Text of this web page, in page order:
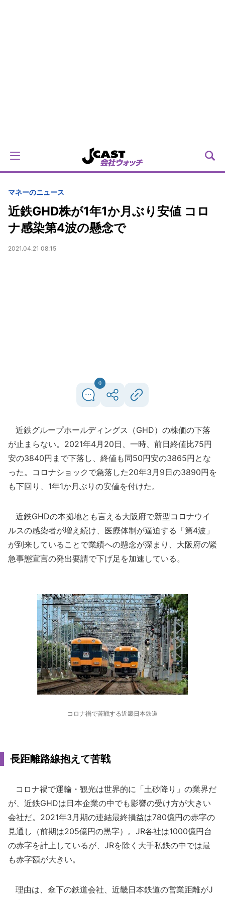
マネーのニュース
近鉄GHD株が1年1か月ぶり安値 コロ
ナ感染第4波の懸念で
2021.04.21 08:15
0
近鉄グループホールディングス（GHD）の株価の下落
が止まらない。2021年4月20日、一時、前日終値比75円
安の3840円まで下落し、終値も同50円安の3865円とな
った。コロナショックで急落した20年3月9日の3890円を
も下回り、1年1か月ぶりの安値を付けた。
近鉄GHDの本拠地とも言える大阪府で新型コロナウイ
ルスの感染者が増え続け、医療体制が逼迫する「第4波」
が到来していることで業績への懸念が深まり、大阪府の緊
急事態宣言の発出要請で下げ足を加速している。
コロナ禍で苦戦する近畿日本鉄道
長距離路線抱えて苦戦
コロナ禍で運輸・観光は世界的に「土砂降り」の業界だ
が、近鉄GHDは日本企業の中でも影響の受け方が大きい
会社だ。2021年3月期の連結最終損益は780億円の赤字の
見通し（前期は205億円の黒字）。JR各社は1000億円台
の赤字を計上しているが、JRを除く大手私鉄の中では最
も赤字額が大きい。
理由は、傘下の鉄道会社、近畿日本鉄道の営業距離がJ